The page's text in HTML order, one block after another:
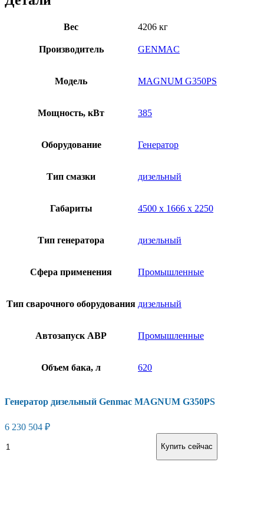
Вес 4206 кг
Производитель GENMAC
Модель MAGNUM G350PS
Мощность, кВт 385
Оборудование Генератор
Тип смазки дизельный
Габариты 4500 х 1666 х 2250
Тип генератора дизельный
Сфера применения Промышленные
Тип сварочного оборудования дизельный
Автозапуск АВР Промышленные
Объем бака, л 620
Генератор дизельный Genmac MAGNUM G350PS
6 230 504 ₽
Генератор
Купить сейчас